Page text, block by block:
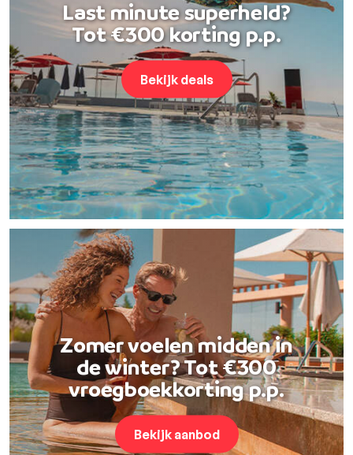
Last minute superheld?
Tot €300 korting p.p.
Bekijk deals
Zomer voelen midden in
de winter? Tot €300
vroegboekkorting p.p.
Bekijk aanbod